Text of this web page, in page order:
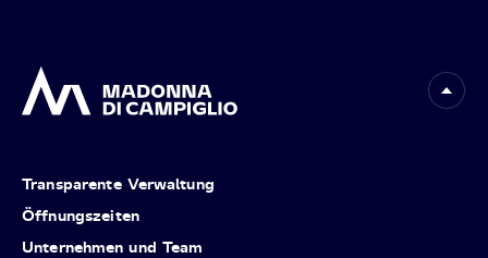
Transparente Verwaltung
Öffnungszeiten
Unternehmen und Team